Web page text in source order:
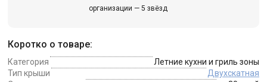
Коротко о товаре:
Категория
Летние кухни и гриль зоны
Тип крыши
Двухскатная